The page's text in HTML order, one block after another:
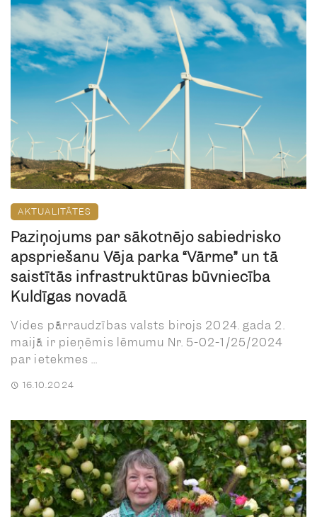
AKTUALITĀTES
Paziņojums par sākotnējo sabiedrisko
apspriešanu Vēja parka “Vārme” un tā
saistītās infrastruktūras būvniecība
Kuldīgas novadā
Vides pārraudzības valsts birojs 2024. gada 2.
maijā ir pieņēmis lēmumu Nr. 5-02-1/25/2024
par ietekmes ...
16.10.2024